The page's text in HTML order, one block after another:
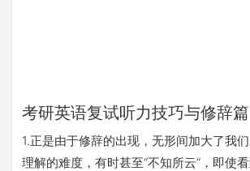
考研英语复试听力技巧与修辞篇
1.正是由于修辞的出现，无形间加大了我
理解的难度，有时甚至“不知所云”，即使